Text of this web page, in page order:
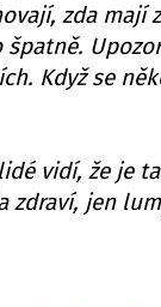
zda mají
špatně.
Když se
vidí, že je
zdraví, jen